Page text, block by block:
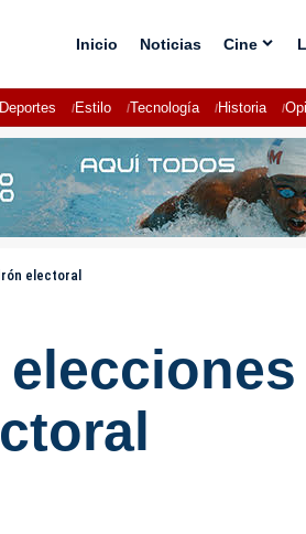
Inicio Noticias Cine
Deportes Estilo Tecnología Historia
electoral